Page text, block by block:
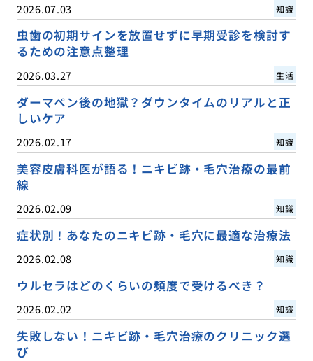
2026.07.03 知識
虫歯の初期サインを放置せずに早期受診を検討す
るための注意点整理
2026.03.27 生活
ダーマペン後の地獄？ダウンタイムのリアルと正
しいケア
2026.02.17 知識
美容皮膚科医が語る！ニキビ跡・毛穴治療の最前
線
2026.02.09 知識
症状別！あなたのニキビ跡・毛穴に最適な治療法
2026.02.08 知識
ウルセラはどのくらいの頻度で受けるべき？
2026.02.02 知識
失敗しない！ニキビ跡・毛穴治療のクリニック選
び